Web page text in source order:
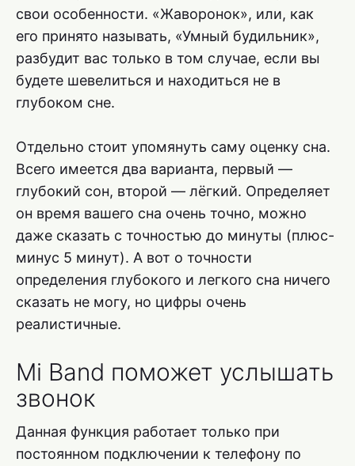
свои особенности. «Жаворонок», или, как
его принято называть, «Умный будильник»,
разбудит вас только в том случае, если вы
будете шевелиться и находиться не в
глубоком сне.
Отдельно стоит упомянуть саму оценку сна.
Всего имеется два варианта, первый —
глубокий сон, второй — лёгкий. Определяет
он время вашего сна очень точно, можно
даже сказать с точностью до минуты (плюс-
минус 5 минут). А вот о точности
определения глубокого и легкого сна ничего
сказать не могу, но цифры очень
реалистичные.
Mi Band поможет услышать
звонок
Данная функция работает только при
постоянном подключении к телефону по